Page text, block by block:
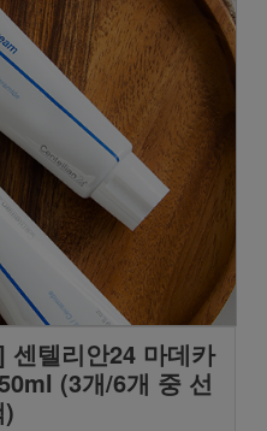
센텔리안24 마데카
(3개/6개 중 선
)